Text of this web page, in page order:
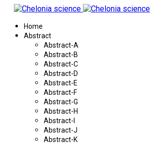
Home
Abstract
Abstract-A
Abstract-B
Abstract-C
Abstract-D
Abstract-E
Abstract-F
Abstract-G
Abstract-H
Abstract-I
Abstract-J
Abstract-K